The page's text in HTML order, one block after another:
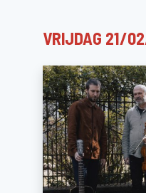
VRIJDAG 21/